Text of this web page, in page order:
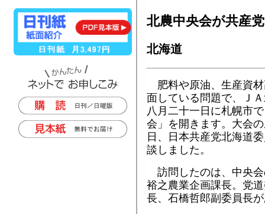
北農中央会が共産
北海道
肥料や原油、生産資
面している問題で、Ｊ
八月二十一日に札幌市
会」を開きます。大会
日、日本共産党北海道
談しました。
訪問したのは、中央
裕之農業企画課長。党
長、石橋哲郎副委員長